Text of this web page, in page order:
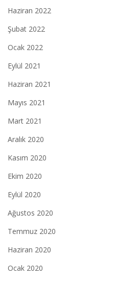
Haziran 2022
Şubat 2022
Ocak 2022
Eylül 2021
Haziran 2021
Mayıs 2021
Mart 2021
Aralık 2020
Kasım 2020
Ekim 2020
Eylül 2020
Ağustos 2020
Temmuz 2020
Haziran 2020
Ocak 2020